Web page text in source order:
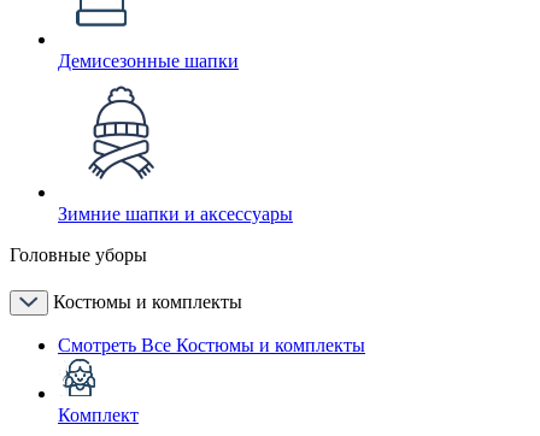
Демисезонные шапки
Зимние шапки и аксессуары
Головные уборы
Костюмы и комплекты
Смотреть Все Костюмы и комплекты
Комплект